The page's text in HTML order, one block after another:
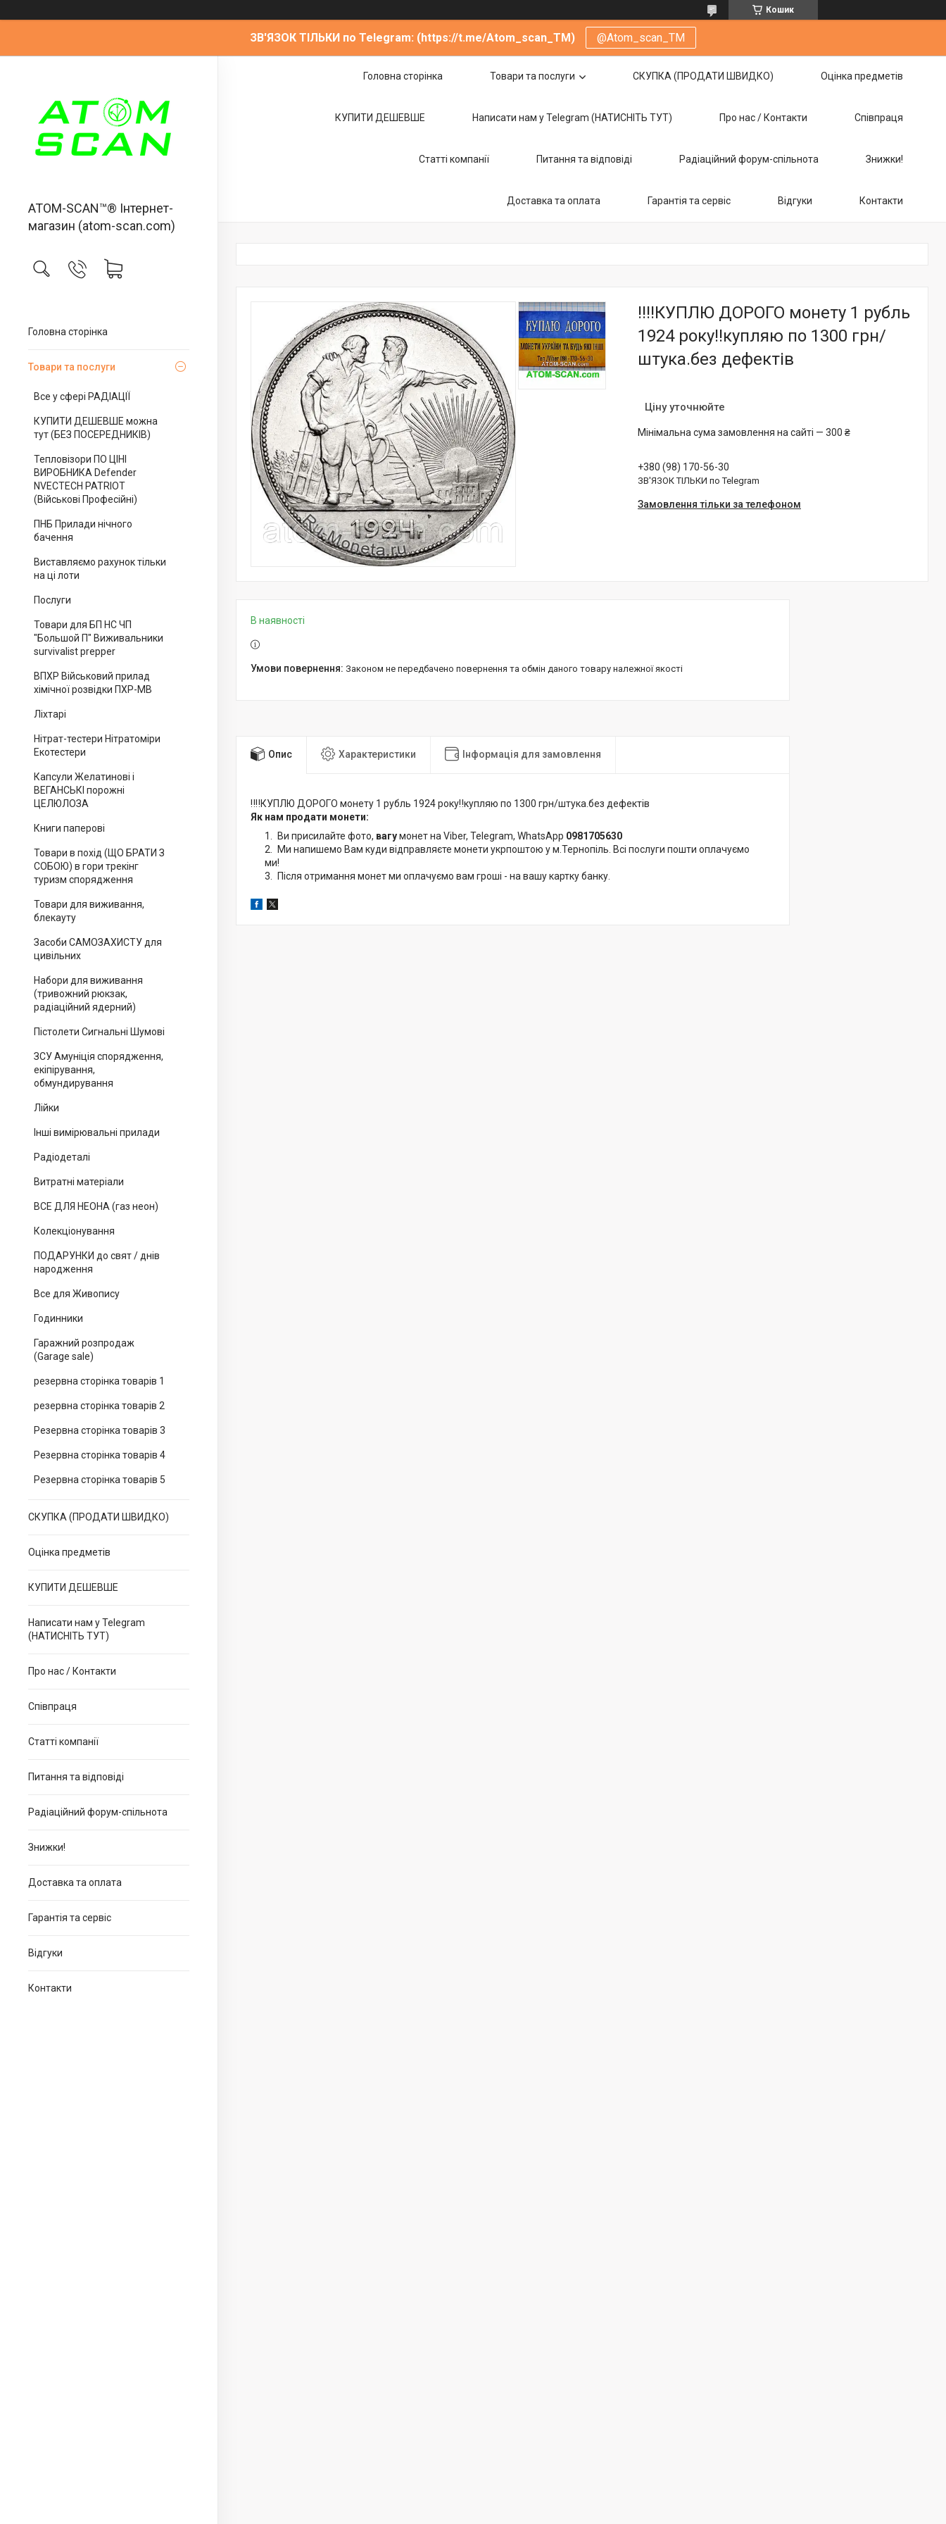
Кошик
ЗВ'ЯЗОК ТІЛЬКИ по Telegram: (https://t.me/Atom_scan_TM) @Atom_scan_TM
ATOM-SCAN™® Інтернет-
магазин (atom-scan.com)
Головна сторінка
Товари та послуги
Все у сфері РАДІАЦІЇ
КУПИТИ ДЕШЕВШЕ можна
тут (БЕЗ ПОСЕРЕДНИКІВ)
Тепловізори ПО ЦІНІ
ВИРОБНИКА Defender
NVECTECH PATRIOT
(Військові Професійні)
ПНБ Прилади нічного
бачення
Виставляємо рахунок тільки
на ці лоти
Послуги
Товари для БП НС ЧП
"Большой П" Виживальники
survivalist prepper
ВПХР Військовий прилад
хімічної розвідки ПХР-МВ
Ліхтарі
Нітрат-тестери Нітратоміри
Екотестери
Капсули Желатинові і
ВЕГАНСЬКІ порожні
ЦЕЛЮЛОЗА
Книги паперові
Товари в похід (ЩО БРАТИ З
СОБОЮ) в гори трекінг
туризм спорядження
Товари для виживання,
блекауту
Засоби САМОЗАХИСТУ для
цивільних
Набори для виживання
(тривожний рюкзак,
радіаційний ядерний)
Пістолети Сигнальні Шумові
ЗСУ Амуніція спорядження,
екіпірування,
обмундирування
Лійки
Інші вимірювальні прилади
Радіодеталі
Витратні матеріали
ВСЕ ДЛЯ НЕОНА (газ неон)
Колекціонування
ПОДАРУНКИ до свят / днів
народження
Все для Живопису
Годинники
Гаражний розпродаж
(Garage sale)
резервна сторінка товарів 1
резервна сторінка товарів 2
Резервна сторінка товарів 3
Резервна сторінка товарів 4
Резервна сторінка товарів 5
СКУПКА (ПРОДАТИ ШВИДКО)
Оцінка предметів
КУПИТИ ДЕШЕВШЕ
Написати нам у Telegram
(НАТИСНІТЬ ТУТ)
Про нас / Контакти
Співпраця
Статті компанії
Питання та відповіді
Радіаційний форум-спільнота
Знижки!
Доставка та оплата
Гарантія та сервіс
Відгуки
Контакти
Головна сторінка Товари та послуги СКУПКА (ПРОДАТИ ШВИДКО) Оцінка предметів
КУПИТИ ДЕШЕВШЕ Написати нам у Telegram (НАТИСНІТЬ ТУТ) Про нас / Контакти Співпраця
Статті компанії Питання та відповіді Радіаційний форум-спільнота Знижки!
Доставка та оплата Гарантія та сервіс Відгуки Контакти
‼️‼️КУПЛЮ ДОРОГО монету 1 рубль
1924 року‼️купляю по 1300 грн/
штука.без дефектів
Ціну уточнюйте
Мінімальна сума замовлення на сайті — 300 ₴
+380 (98) 170-56-30
ЗВ'ЯЗОК ТІЛЬКИ по Telegram
Замовлення тільки за телефоном
В наявності
Законом не передбачено повернення та обмін даного товару належної якості
Опис Характеристики Інформація для замовлення
‼️‼️КУПЛЮ ДОРОГО монету 1 рубль 1924 року‼️купляю по 1300 грн/штука.без дефектів
Як нам продати монети:
Ви присилайте фото, вагумонет на Viber, Telegram, WhatsApp 0981705630
Ми напишемо Вам куди відправляєте монети укрпоштою у м.Тернопіль. Всі послуги пошти оплачуємо
ми!
Після отримання монет ми оплачуємо вам гроші - на вашу картку банку.